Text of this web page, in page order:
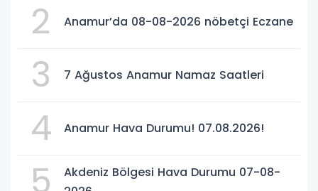
2 Anamur’da 08-08-2026 nöbetçi Eczane
3 7 Ağustos Anamur Namaz Saatleri
4 Anamur Hava Durumu! 07.08.2026!
5
Akdeniz Bölgesi Hava Durumu 07-08-